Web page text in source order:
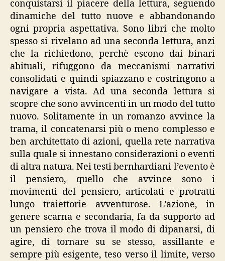
conquistarsi il piacere della lettura, seguendo
dinamiche del tutto nuove e abbandonando
ogni propria aspettativa. Sono libri che molto
spesso si rivelano ad una seconda lettura, anzi
che la richiedono, perchè escono dai binari
abituali, rifuggono da meccanismi narrativi
consolidati e quindi spiazzano e costringono a
navigare a vista. Ad una seconda lettura si
scopre che sono avvincenti in un modo del tutto
nuovo. Solitamente in un romanzo avvince la
trama, il concatenarsi più o meno complesso e
ben architettato di azioni, quella rete narrativa
sulla quale si innestano considerazioni o eventi
di altra natura. Nei testi bernhardiani l’evento è
il pensiero, quello che avvince sono i
movimenti del pensiero, articolati e protratti
lungo traiettorie avventurose. L’azione, in
genere scarna e secondaria, fa da supporto ad
un pensiero che trova il modo di dipanarsi, di
agire, di tornare su se stesso, assillante e
sempre più esigente, teso verso il limite, verso